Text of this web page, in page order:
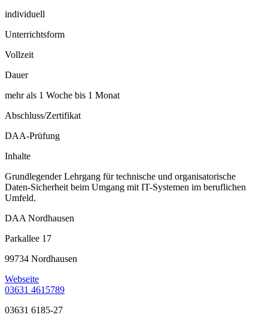
individuell
Unterrichtsform
Vollzeit
Dauer
mehr als 1 Woche bis 1 Monat
Abschluss/Zertifikat
DAA-Prüfung
Inhalte
Grundlegender Lehrgang für technische und organisatorische
Daten-Sicherheit beim Umgang mit IT-Systemen im beruflichen
Umfeld.
DAA Nordhausen
Parkallee 17
99734 Nordhausen
Webseite
03631 4615789
03631 6185-27